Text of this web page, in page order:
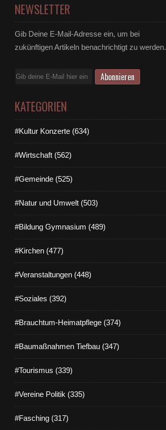
NEWSLETTER
Gib Deine E-Mail-Adresse ein, um bei
zukünftigen Artikeln benachrichtigt zu werden.
E-
KATEGORIEN
#Kultur Konzerte (634)
#Wirtschaft (562)
#Gemeinde (525)
#Natur und Umwelt (503)
#Bildung Gymnasium (489)
#Kirchen (477)
#Veranstaltungen (448)
#Soziales (392)
#Brauchtum-Heimatpflege (374)
#Baumaßnahmen Tiefbau (347)
#Tourismus (339)
#Vereine Politik (335)
#Fasching (317)